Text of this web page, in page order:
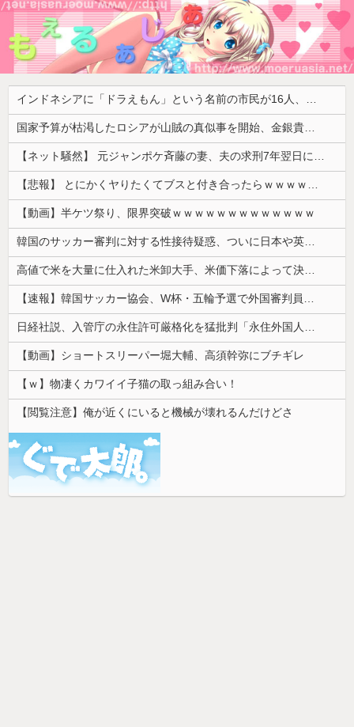
インドネシアに「ドラえもん」という名前の市民が16人、「のび太」は181人
国家予算が枯渇したロシアが山賊の真似事を開始、金銀貴金属じゃなくて自動車とかってところがリアリティありすぎる……
【ネット騒然】 元ジャンポケ斉藤の妻、夫の求刑7年翌日にインスタ更新！その内容がガチでヤバすぎる…
【悲報】 とにかくヤりたくてブスと付き合ったらｗｗｗｗｗｗｗｗｗｗｗｗｗｗｗ
【動画】半ケツ祭り、限界突破ｗｗｗｗｗｗｗｗｗｗｗｗｗ
韓国のサッカー審判に対する性接待疑惑、ついに日本や英国メディアにも取り上げられ国際問題に発展w
高値で米を大量に仕入れた米卸大手、米価下落によって決算が凄まじいことになっている模様
【速報】韓国サッカー協会、W杯・五輪予選で外国審判員や監督官を性接待！！！！
日経社説、入管庁の永住許可厳格化を猛批判「永住外国人の生活保護受給をなくす目的、外国人の意欲をそがないか懸念」「外国人を一時的な労働力ではなく、...
【動画】ショートスリーパー堀大輔、高須幹弥にブチギレ
【ｗ】物凄くカワイイ子猫の取っ組み合い！
【閲覧注意】俺が近くにいると機械が壊れるんだけどさ